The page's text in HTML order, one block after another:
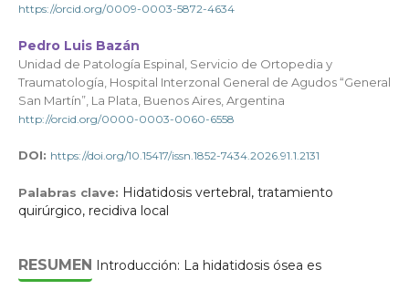
https://orcid.org/0009-0003-5872-4634
Pedro Luis Bazán
Unidad de Patología Espinal, Servicio de Ortopedia y
Traumatología, Hospital Interzonal General de Agudos “General
San Martín”, La Plata, Buenos Aires, Argentina
http://orcid.org/0000-0003-0060-6558
DOI: https://doi.org/10.15417/issn.1852-7434.2026.91.1.2131
Palabras clave: Hidatidosis vertebral, tratamiento
quirúrgico, recidiva local
RESUMEN Introducción: La hidatidosis ósea es